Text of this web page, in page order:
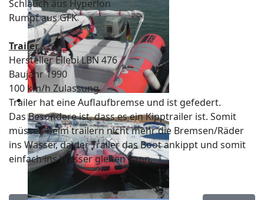
Schlauch aus Hyperlon
Rumpf aus GFK
Trailer
Hersteller Ellebi LBN 476
Baujahr 1990
100 km/h Zulassung
Trailer hat eine Auflaufbremse und ist gefedert.
Das Besondere ist, dass es ein Kipptrailer ist. Somit
müssen beim trailern nicht mehr die Bremsen/Räder
ins Wasser, da der Trailer das Boot ankippt und somit
einfach ins Wasser gleiten kann.